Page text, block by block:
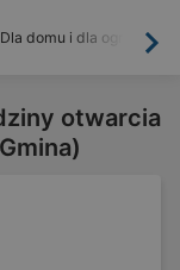
Dla domu i dla ogrodu
otwarcia